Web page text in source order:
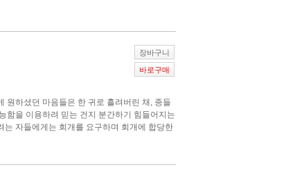
원하셨던 마음들은 한 귀로 흘려버린 채, 종들
함을 이용하려 믿는 건지 분간하기 힘들어지는
자들에게는 회개를 요구하며 회개에 합당한
장바구니
바로구매